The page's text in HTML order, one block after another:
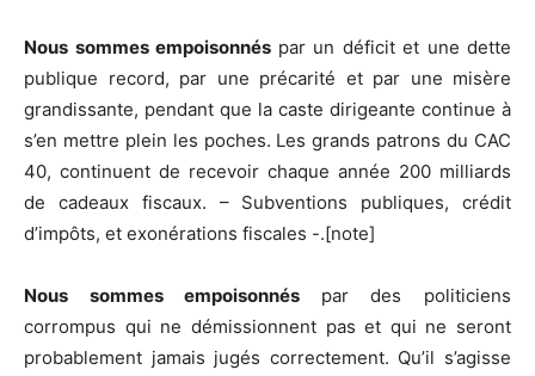
Nous sommes empoisonnés par un déficit et une dette
publique record, par une précarité et par une misère
grandissante, pendant que la caste dirigeante continue à
s’en mettre plein les poches. Les grands patrons du CAC
40, continuent de recevoir chaque année 200 milliards
de cadeaux fiscaux. – Subventions publiques, crédit
d’impôts, et exonérations fiscales -.[note]
Nous sommes empoisonnés par des politiciens
corrompus qui ne démissionnent pas et qui ne seront
probablement jamais jugés correctement. Qu’il s’agisse